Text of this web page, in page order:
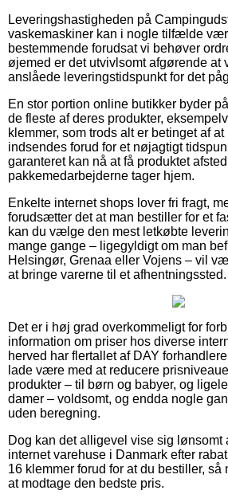
Leveringshastigheden på
vaskemaskiner kan i nogle tilfælde
bestemmende forudsat vi behøver
øjemed er det utvivlsomt afgørende at
anslåede leveringstidspunkt for det
En stor portion online butikker byder
de fleste af deres produkter,
klemmer, som trods alt er betinget af
indsendes forud for et nøjagtigt
garanteret kan nå at få produktet
pakkemedarbejderne tager hjem.
Enkelte internet shops lover fri fragt,
forudsætter det at man bestiller for et
kan du vælge den mest letkøbte
mange gange – ligegyldigt om man
Helsingør, Grenaa eller Vojens – vil
at bringe varerne til et afhentningssted.
Det er i høj grad overkommeligt for
information om priser hos diverse
herved har flertallet af DAY
lade være med at reducere
produkter – til børn og babyer, og
damer – voldsomt, og endda nogle
uden beregning.
Dog kan det alligevel vise sig lønsomt
internet varehuse i Danmark efter
16 klemmer forud for at du bestiller, så
at modtage den bedste pris.